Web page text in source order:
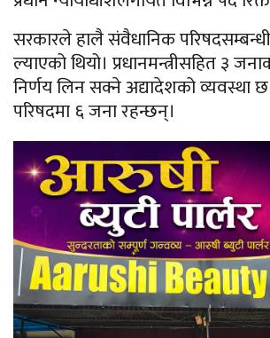
सरकारले हालै संवैधानिक
ल्याएको थियो। प्रधानमन्त्रीसहित ३
निर्णय लिन सक्ने अद्यादेशको व्यवस्था
परिषदमा ६ जना रहन्छन्।